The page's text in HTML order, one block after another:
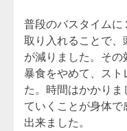
普段のバスタイム
取り入れることで
が減りました。そ
暴食をやめて、ス
た。時間はかかり
ていくことが身体
出来ました。